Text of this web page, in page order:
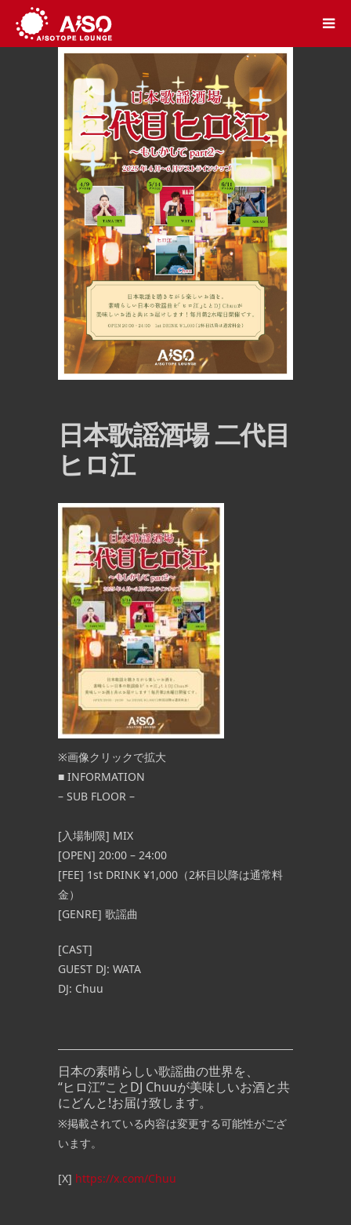
日本歌謡酒場 二代目
ヒロ江
※画像クリックで拡大
■ INFORMATION
– SUB FLOOR –
[入場制限] MIX
[OPEN] 20:00 – 24:00
[FEE] 1st DRINK ¥1,000（2杯目以降は通常料
金）
[GENRE] 歌謡曲
[CAST]
GUEST DJ: WATA
DJ: Chuu
日本の素晴らしい歌謡曲の世界を、
“ヒロ江”ことDJ Chuuが美味しいお酒と共
にどんと!お届け致します。
※掲載されている内容は変更する可能性がござ
います。
[X] https://x.com/Chuu